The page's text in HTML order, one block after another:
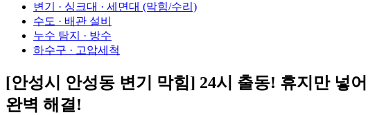
변기 · 싱크대 · 세면대 (막힘/수리)
수도 · 배관 설비
누수 탐지 · 방수
하수구 · 고압세척
[안성시 안성동 변기 막힘] 24시 출동! 휴지만 넣
완벽 해결!